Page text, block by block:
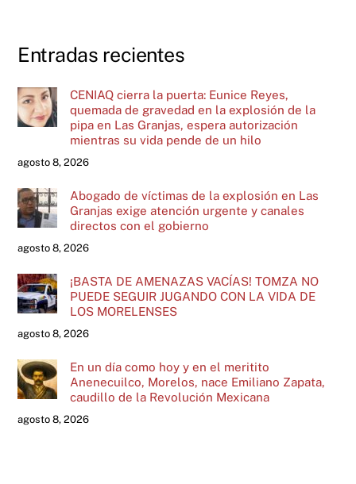
Entradas recientes
CENIAQ cierra la puerta: Eunice Reyes,
quemada de gravedad en la explosión de la
pipa en Las Granjas, espera autorización
mientras su vida pende de un hilo
agosto 8, 2026
Abogado de víctimas de la explosión en Las
Granjas exige atención urgente y canales
directos con el gobierno
agosto 8, 2026
¡BASTA DE AMENAZAS VACÍAS! TOMZA NO
PUEDE SEGUIR JUGANDO CON LA VIDA DE
LOS MORELENSES
agosto 8, 2026
En un día como hoy y en el meritito
Anenecuilco, Morelos, nace Emiliano Zapata,
caudillo de la Revolución Mexicana
agosto 8, 2026